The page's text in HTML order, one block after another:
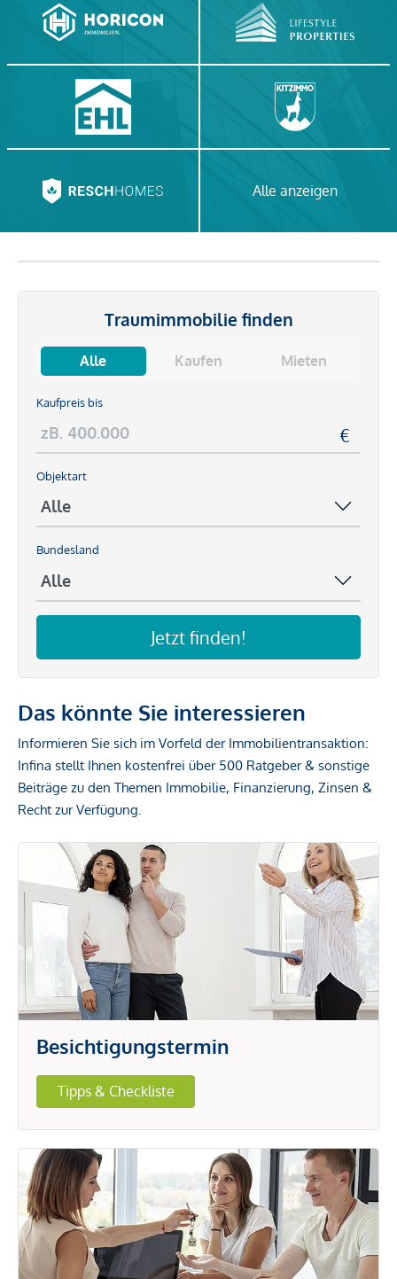
Alle anzeigen
Traumimmobilie finden
Alle Kaufen Mieten
Kaufpreis bis
Objektart
Bundesland
Jetzt finden!
Das könnte Sie interessieren
Informieren Sie sich im Vorfeld der Immobilientransaktion:
Infina stellt Ihnen kostenfrei über 500 Ratgeber & sonstige
Beiträge zu den Themen Immobilie, Finanzierung, Zinsen &
Recht zur Verfügung.
Besichtigungstermin
Tipps & Checkliste